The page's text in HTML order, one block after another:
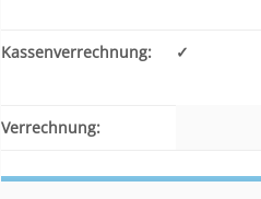
Kassenverrechnung: ✓
Verrechnung: